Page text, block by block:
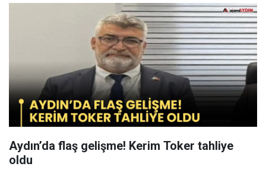
Aydın’da flaş gelişme! Kerim Toker tahliye
oldu